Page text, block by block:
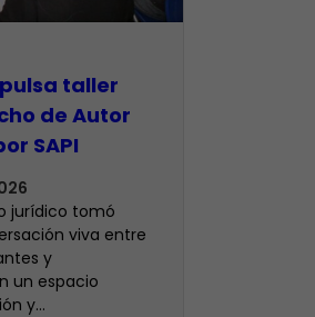
taller
de Autor
SAPI
jurídico tomó
viva entre
y
un espacio
y…